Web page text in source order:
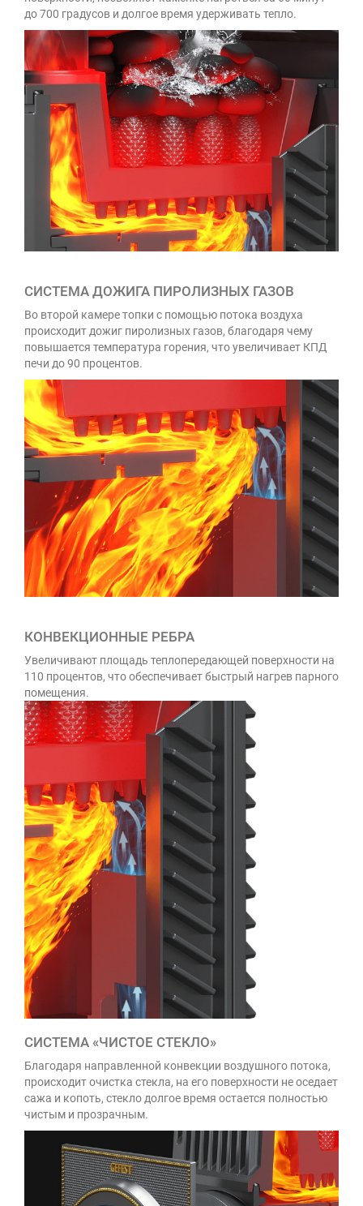
до 700 градусов и долгое время удерживать тепло.
СИСТЕМА ДОЖИГА ПИРОЛИЗНЫХ ГАЗОВ
Во второй камере топки с помощью потока воздуха
происходит дожиг пиролизных газов, благодаря чему
повышается температура горения, что увеличивает КПД
печи до 90 процентов.
КОНВЕКЦИОННЫЕ РЕБРА
Увеличивают площадь теплопередающей поверхности на
110 процентов, что обеспечивает быстрый нагрев парного
помещения.
СИСТЕМА «ЧИСТОЕ СТЕКЛО»
Благодаря направленной конвекции воздушного потока,
происходит очистка стекла, на его поверхности не оседает
сажа и копоть, стекло долгое время остается полностью
чистым и прозрачным.